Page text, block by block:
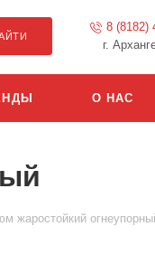
8 (8182)
г.
О НАС
жаростойкий